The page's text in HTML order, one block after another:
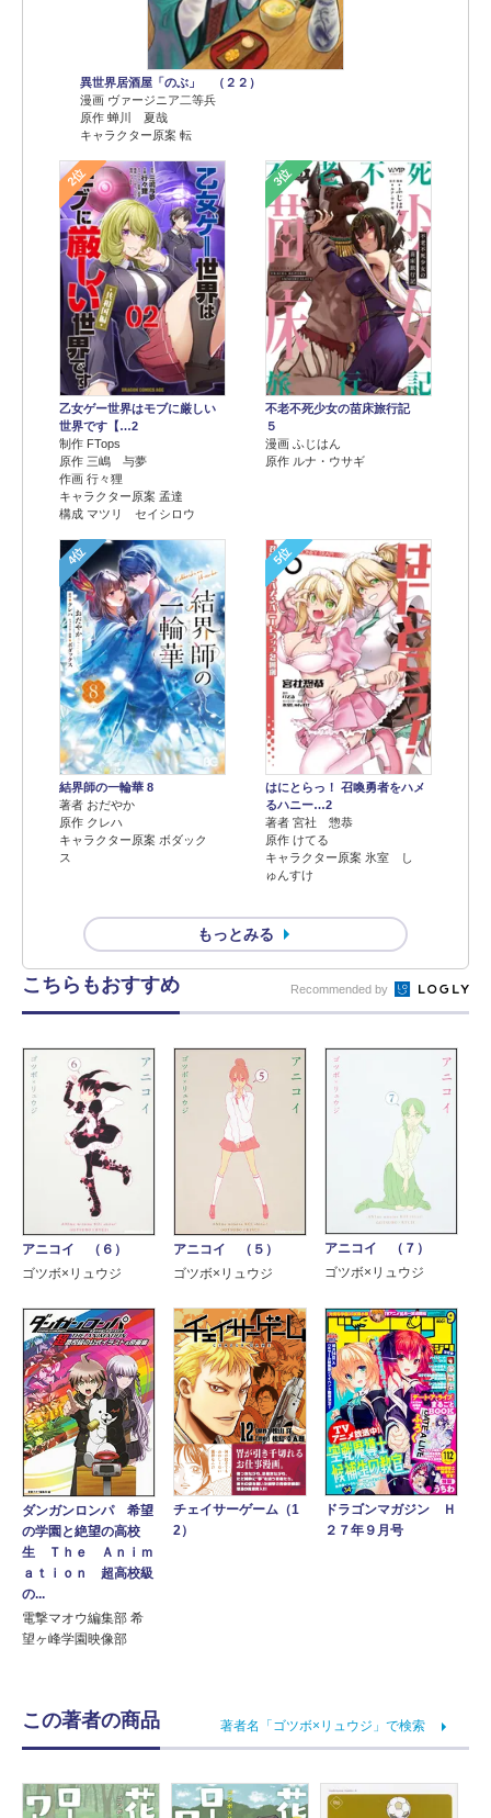
異世界居酒屋「のぶ」 （２２）
漫画 ヴァージニア二等兵
原作 蝉川 夏哉
キャラクター原案 転
2位
乙女ゲー世界はモブに厳しい
世界です【…2
制作 FTops
原作 三嶋 与夢
作画 行々狸
キャラクター原案 孟達
構成 マツリ セイシロウ
3位
不老不死少女の苗床旅行記
５
漫画 ふじはん
原作 ルナ・ウサギ
4位
結界師の一輪華 8
著者 おだやか
原作 クレハ
キャラクター原案 ボダック
ス
5位
はにとらっ！ 召喚勇者をハメ
るハニー…2
著者 宮社 惣恭
原作 けてる
キャラクター原案 氷室 し
ゅんすけ
もっとみる
こちらもおすすめ Recommended by
アニコイ （６）
ゴツボ×リュウジ
アニコイ （５）
ゴツボ×リュウジ
アニコイ （７）
ゴツボ×リュウジ
ダンガンロンパ 希望
の学園と絶望の高校
生 Ｔｈｅ Ａｎｉｍ
ａｔｉｏｎ 超高校級
の...
電撃マオウ編集部 希
望ヶ峰学園映像部
チェイサーゲーム（1
2）
ドラゴンマガジン Ｈ
２７年９月号
この著者の商品 著者名「ゴツボ×リュウジ」で検索